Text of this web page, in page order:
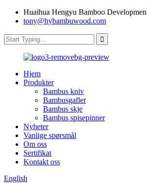
Huaihua Hengyu Bamboo
tony@hybambuwood.com
Hjem
Produkter
Bambus kniv
Bambusgafler
Bambus skje
Bambus spisepinner
Nyheter
Vanlige spørsmål
Om oss
Sertifikat
Kontakt oss
English